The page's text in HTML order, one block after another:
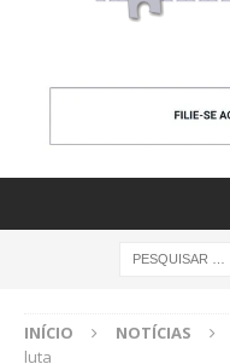
INÍCIO NOTÍCIAS
luta